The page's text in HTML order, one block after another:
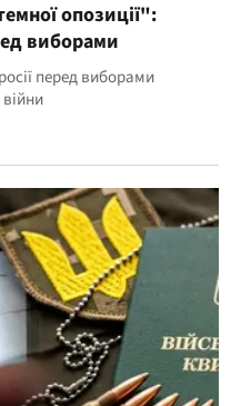
опозиції":
виборами
перед виборами